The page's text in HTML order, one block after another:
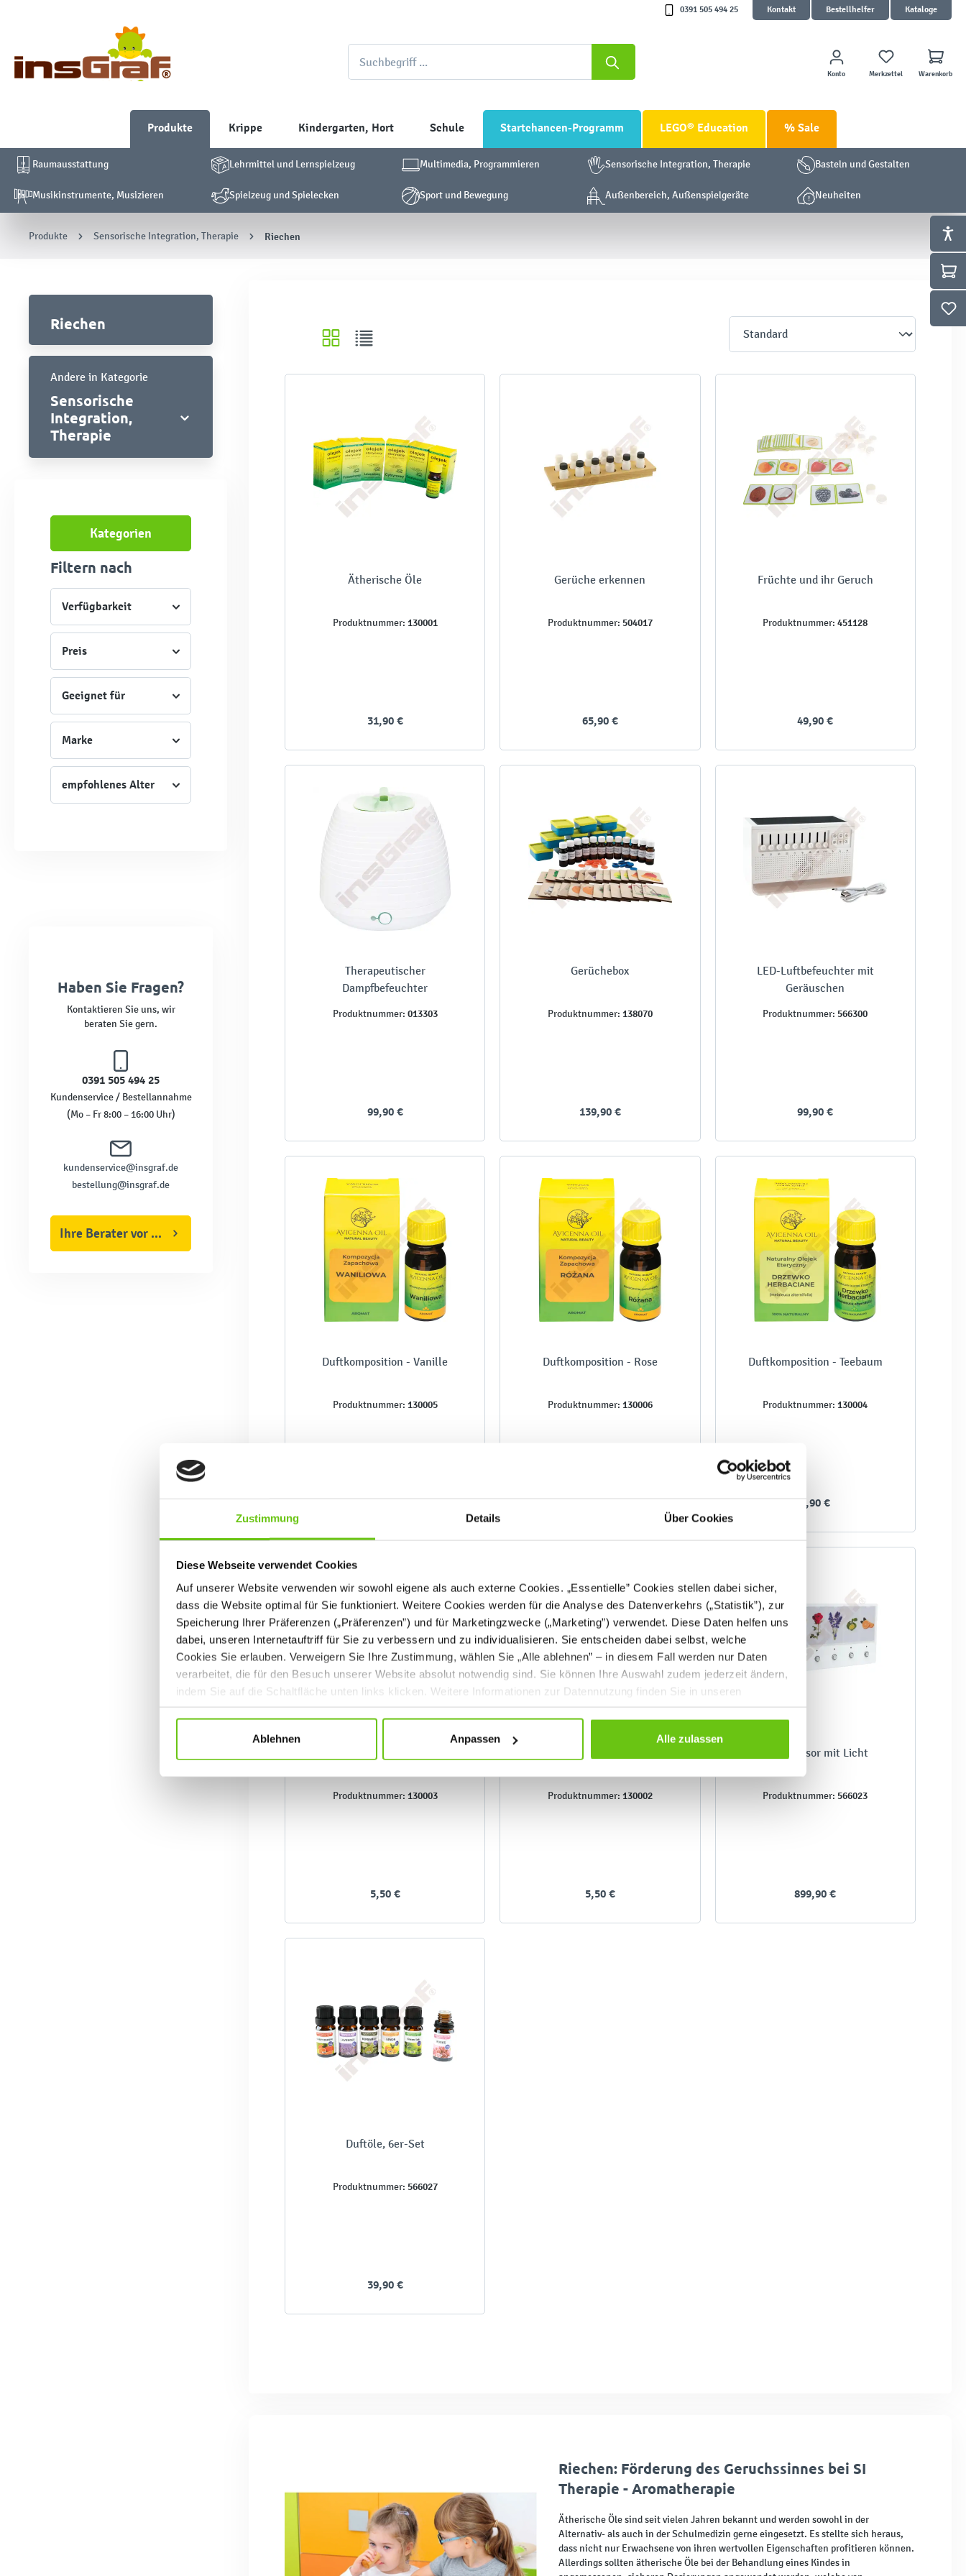
Zustimmung Details Über Cookies
Diese Webseite verwendet Cookies
Auf unserer Website verwenden wir sowohl eigene als auch externe Cookies. „Essentielle” Cookies stellen dabei sicher,
dass die Website optimal für Sie funktioniert. Weitere Cookies werden für die Analyse des Datenverkehrs („Statistik”), zur
Speicherung Ihrer Präferenzen („Präferenzen”) und für Marketingzwecke („Marketing”) verwendet. Diese Daten helfen uns
dabei, unseren Internetauftriff für Sie zu verbessern und zu individualisieren. Sie entscheiden dabei selbst, welche
Cookies Sie erlauben. Verweigern Sie Ihre Zustimmung, wählen Sie „Alle ablehnen” – in diesem Fall werden nur Daten
verarbeitet, die für den Besuch unserer Website absolut notwendig sind. Sie können Ihre Auswahl zudem jederzeit ändern,
indem Sie auf die Schaltfläche unten links klicken. Weitere Informationen zur Datennutzung finden Sie in unseren
Datenschutzrichtlinien.
Ablehnen Anpassen Alle zulassen
0391 505 494 25 Kontakt Bestellhelfer Kataloge
Konto Merkzettel Warenkorb
Produkte Krippe Kindergarten, Hort Schule Startchancen-Programm LEGO® Education % Sale
Raumausstattung Lehrmittel und Lernspielzeug Multimedia, Programmieren Sensorische Integration, Therapie Basteln und Gestalten
Musikinstrumente, Musizieren Spielzeug und Spielecken Sport und Bewegung Außenbereich, Außenspielgeräte Neuheiten
Produkte Sensorische Integration, Therapie Riechen
Riechen
Andere in Kategorie
Sensorische
Integration,
Therapie
Kategorien
Filtern nach
Verfügbarkeit
Preis
Geeignet für
Marke
empfohlenes Alter
Haben Sie Fragen?
Kontaktieren Sie uns, wir
beraten Sie gern.
0391 505 494 25
Kundenservice / Bestellannahme
(Mo – Fr 8:00 – 16:00 Uhr)
kundenservice@insgraf.de
bestellung@insgraf.de
Ihre Berater vor Ort
Ätherische Öle
Produktnummer: 130001
31,90 €
Gerüche erkennen
Produktnummer: 504017
65,90 €
Früchte und ihr Geruch
Produktnummer: 451128
49,90 €
Therapeutischer
Dampfbefeuchter
Produktnummer: 013303
99,90 €
Gerüchebox
Produktnummer: 138070
139,90 €
LED-Luftbefeuchter mit
Geräuschen
Produktnummer: 566300
99,90 €
Duftkomposition - Vanille
Produktnummer: 130005
5,50 €
Duftkomposition - Rose
Produktnummer: 130006
6,90 €
Duftkomposition - Teebaum
Produktnummer: 130004
7,90 €
Produktnummer: 130003
5,50 €
Produktnummer: 130002
5,50 €
Duftdiffusor mit Licht
Produktnummer: 566023
899,90 €
Duftöle, 6er-Set
Produktnummer: 566027
39,90 €
Riechen: Förderung des Geruchssinnes bei SI
Therapie - Aromatherapie
Ätherische Öle sind seit vielen Jahren bekannt und werden sowohl in der
Alternativ- als auch in der Schulmedizin gerne eingesetzt. Es stellte sich heraus,
dass nicht nur Erwachsene von ihren wertvollen Eigenschaften profitieren können.
Allerdings sollten ätherische Öle bei der Behandlung eines Kindes in